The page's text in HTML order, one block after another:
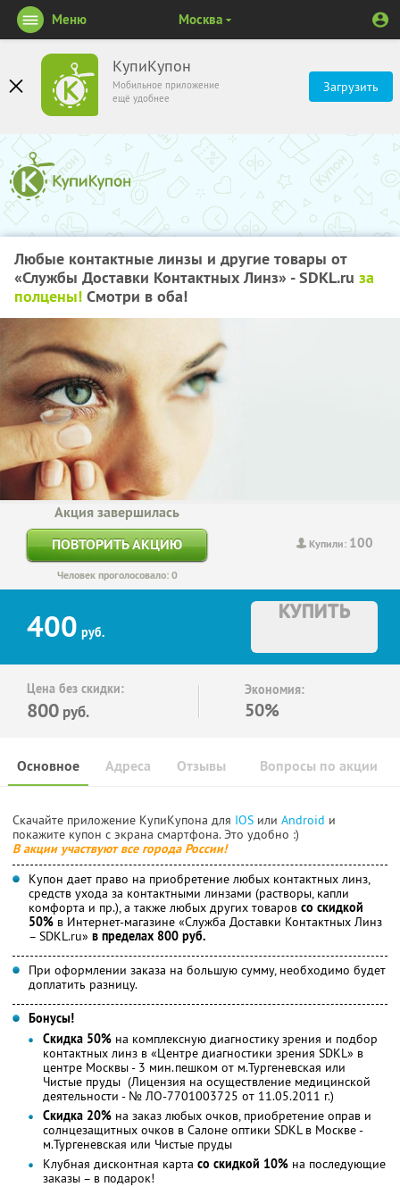
КупиКупон
Мобильное приложение
ещё удобнее
Загрузить
Меню Москва
Любые контактные линзы и другие товары от
«Службы Доставки Контактных Линз» - SDKL.ru за
полцены! Смотри в оба!
Купили: 100
Акция завершилась
ПОВТОРИТЬ АКЦИЮ
Человек проголосовало: 0
400 руб.
КУПИТЬ
Цена без скидки:
800 руб.
Экономия:
50%
Основное Отзывы Вопросы по акции
Адреса
Скачайте приложение КупиКупона для IOS или Android и
покажите купон с экрана смартфона. Это удобно :)
В акции участвуют все города России!
Купон дает право на приобретение любых контактных линз,
средств ухода за контактными линзами (растворы, капли
комфорта и пр.), а также любых других товаров со скидкой
50% в Интернет-магазине «Служба Доставки Контактных Линз
– SDKL.ru» в пределах 800 руб.
При оформлении заказа на большую сумму, необходимо будет
доплатить разницу.
Бонусы!
Скидка 50% на комплексную диагностику зрения и подбор
контактных линз в «Центре диагностики зрения SDKL» в
центре Москвы - 3 мин.пешком от м.Тургеневская или
Чистые пруды (Лицензия на осуществление медицинской
деятельности - № ЛО-7701003725 от 11.05.2011 г.)
Скидка 20% на заказ любых очков, приобретение оправ и
солнцезащитных очков в Салоне оптики SDKL в Москве -
м.Тургеневская или Чистые пруды
Клубная дисконтная карта со скидкой 10% на последующие
заказы – в подарок!